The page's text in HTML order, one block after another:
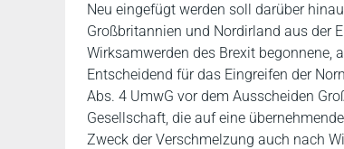
Neu eingefügt werden soll darüber
Großbritannien und Nordirland aus der
Wirksamwerden des Brexit begonnene,
Entscheidend für das Eingreifen der
Abs. 4 UmwG vor dem Ausscheiden
Gesellschaft, die auf eine
Zweck der Verschmelzung auch nach